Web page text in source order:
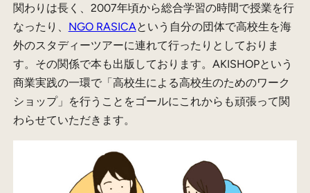
関わりは長く、2007年頃から総合学習の時間で授業を行
なったり、 NGO RASICAという自分の団体で高校生を海
外のスタディーツアーに連れて行ったりとしておりま
す。その関係で本も出版しております。AKISHOPという
商業実践の一環で「高校生による高校生のためのワーク
ショップ」を行うことをゴールにこれからも頑張って関
わらせていただきます。